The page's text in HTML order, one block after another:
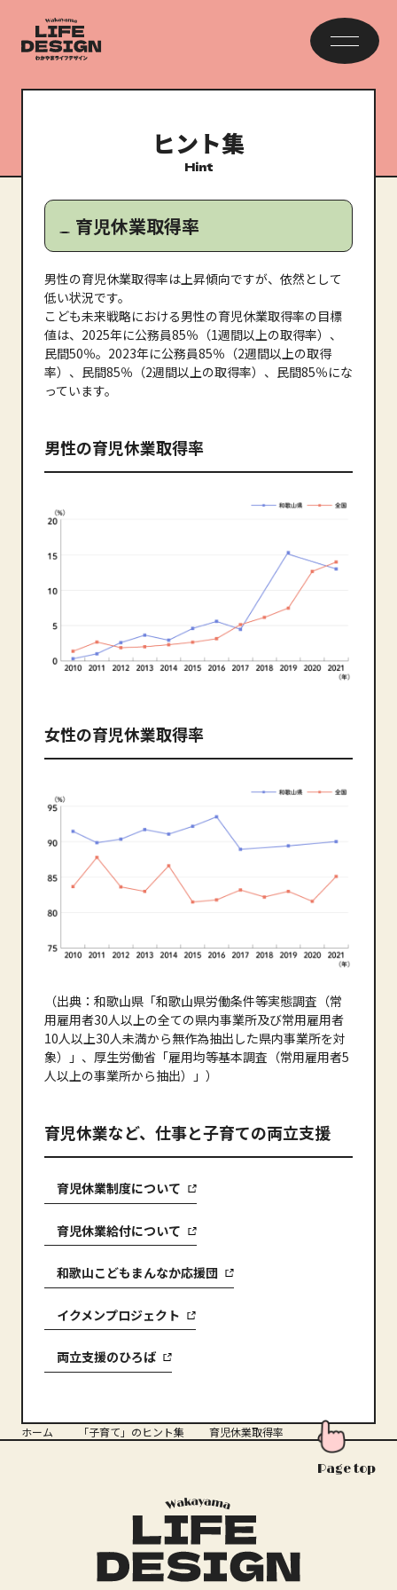
ヒント集
Hint
育児休業取得率
男性の育児休業取得率は上昇傾向ですが、依然として
低い状況です。
こども未来戦略における男性の育児休業取得率の目標
値は、2025年に公務員85％（1週間以上の取得率）、
民間50％。2023年に公務員85％（2週間以上の取得
率）、民間85％（2週間以上の取得率）、民間85％にな
っています。
男性の育児休業取得率
女性の育児休業取得率
（出典：和歌山県「和歌山県労働条件等実態調査（常
用雇用者30人以上の全ての県内事業所及び常用雇用者
10人以上30人未満から無作為抽出した県内事業所を対
象）」、厚生労働省「雇用均等基本調査（常用雇用者5
人以上の事業所から抽出）」）
育児休業など、仕事と子育ての両立支援
育児休業制度について
育児休業給付について
和歌山こどもまんなか応援団
イクメンプロジェクト
両立支援のひろば
ホーム 「子育て」のヒント集 育児休業取得率
Page top